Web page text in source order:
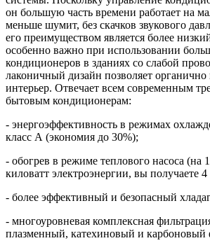
он большую часть времени работает на
меньше шумит, без скачков звукового
его преимуществом является более
особенно важно при использовании
кондиционеров в зданиях со слабой
лаконичный дизайн позволяет органично
интерьер. Отвечает всем современным
бытовым кондиционерам:
- энергоэффективность в режимах
класс А (экономия до 30%);
- обогрев в режиме теплового насоса (на
киловатт электроэнергии, вы получаете 4
- более эффективный и безопасный
- многоуровневая комплексная
плазменный, катехиновый и карбоновый